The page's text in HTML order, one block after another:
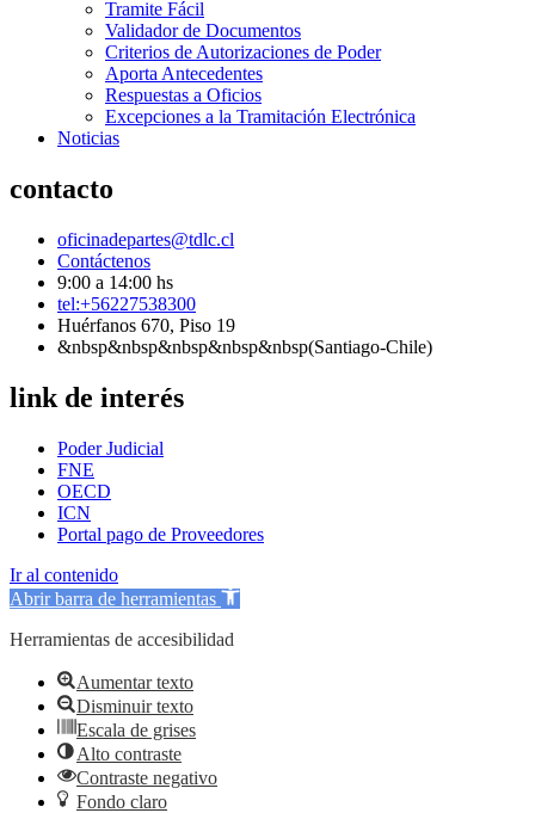
Tramite Fácil
Validador de Documentos
Criterios de Autorizaciones de Poder
Aporta Antecedentes
Respuestas a Oficios
Excepciones a la Tramitación Electrónica
Noticias
contacto
oficinadepartes@tdlc.cl
Contáctenos
9:00 a 14:00 hs
tel:+56227538300
Huérfanos 670, Piso 19
&nbsp&nbsp&nbsp&nbsp&nbsp(Santiago-Chile)
link de interés
Poder Judicial
FNE
OECD
ICN
Portal pago de Proveedores
Ir al contenido
Abrir barra de herramientas
Herramientas de accesibilidad
Aumentar texto
Disminuir texto
Escala de grises
Alto contraste
Contraste negativo
Fondo claro